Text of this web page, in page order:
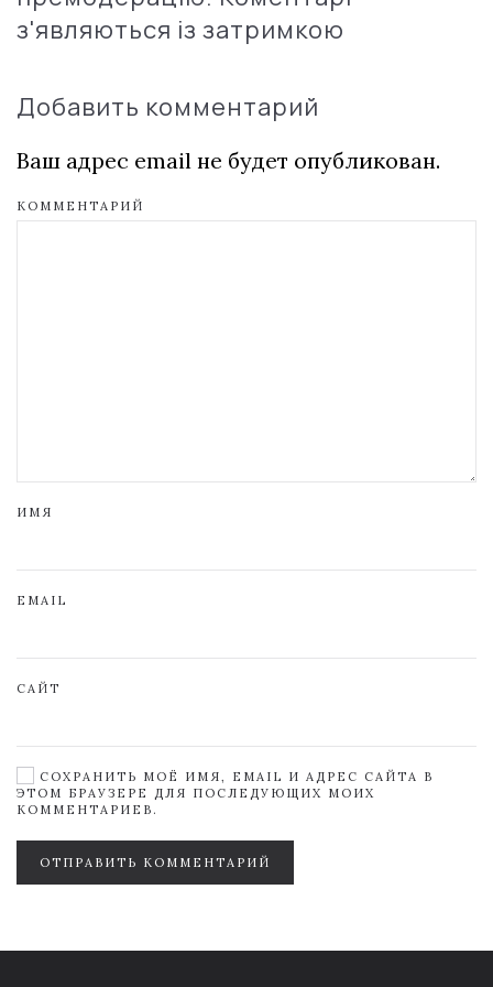
з'являються із затримкою
Добавить комментарий
Ваш адрес email не будет опубликован.
КОММЕНТАРИЙ
ИМЯ
EMAIL
САЙТ
СОХРАНИТЬ МОЁ ИМЯ, EMAIL И АДРЕС САЙТА В
ЭТОМ БРАУЗЕРЕ ДЛЯ ПОСЛЕДУЮЩИХ МОИХ
КОММЕНТАРИЕВ.
ОТПРАВИТЬ КОММЕНТАРИЙ